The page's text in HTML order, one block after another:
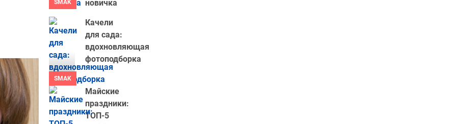
SMAK
новичка
SMAK
Качели
для сада:
вдохновляющая
фотоподборка
Майские
праздники:
ТОП-5